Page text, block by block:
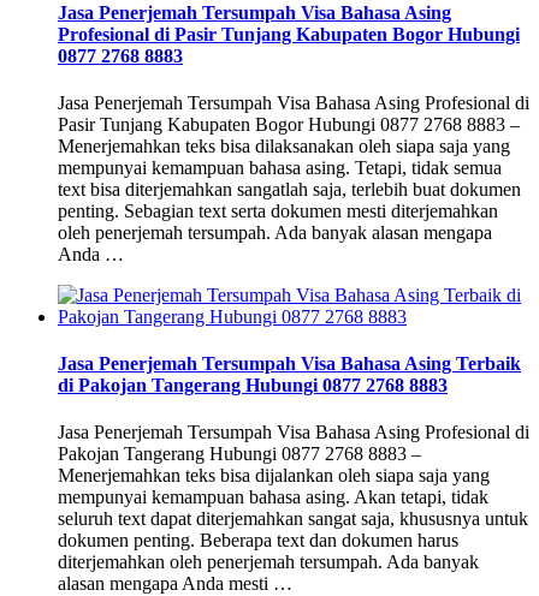
Jasa Penerjemah Tersumpah Visa Bahasa Asing
Profesional di Pasir Tunjang Kabupaten Bogor Hubungi
0877 2768 8883
Jasa Penerjemah Tersumpah Visa Bahasa Asing Profesional di
Pasir Tunjang Kabupaten Bogor Hubungi 0877 2768 8883 –
Menerjemahkan teks bisa dilaksanakan oleh siapa saja yang
mempunyai kemampuan bahasa asing. Tetapi, tidak semua
text bisa diterjemahkan sangatlah saja, terlebih buat dokumen
penting. Sebagian text serta dokumen mesti diterjemahkan
oleh penerjemah tersumpah. Ada banyak alasan mengapa
Anda …
Jasa Penerjemah Tersumpah Visa Bahasa Asing Terbaik
di Pakojan Tangerang Hubungi 0877 2768 8883
Jasa Penerjemah Tersumpah Visa Bahasa Asing Profesional di
Pakojan Tangerang Hubungi 0877 2768 8883 –
Menerjemahkan teks bisa dijalankan oleh siapa saja yang
mempunyai kemampuan bahasa asing. Akan tetapi, tidak
seluruh text dapat diterjemahkan sangat saja, khususnya untuk
dokumen penting. Beberapa text dan dokumen harus
diterjemahkan oleh penerjemah tersumpah. Ada banyak
alasan mengapa Anda mesti …